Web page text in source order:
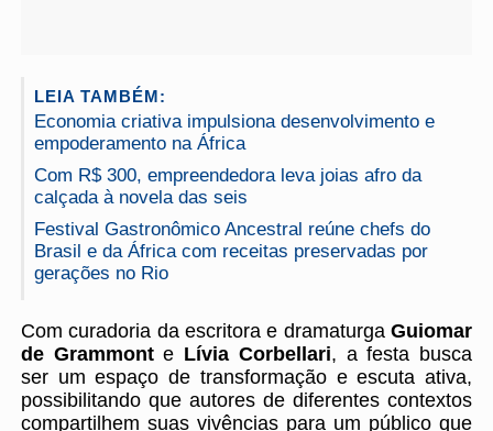
LEIA TAMBÉM:
Economia criativa impulsiona desenvolvimento e
empoderamento na África
Com R$ 300, empreendedora leva joias afro da
calçada à novela das seis
Festival Gastronômico Ancestral reúne chefs do
Brasil e da África com receitas preservadas por
gerações no Rio
Com curadoria da escritora e dramaturga Guiomar
de Grammonte Lívia Corbellari, a festa busca
ser um espaço de transformação e escuta ativa,
possibilitando que autores de diferentes contextos
compartilhem suas vivências para um público que